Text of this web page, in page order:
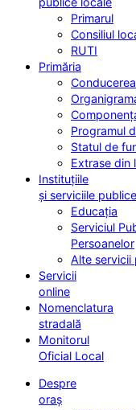
Primarul
Consiliul
RUTI
Primăria
Conducerea
Programul
Statul de
Extrase din
Instituțiile
și serviciile publice
Educația
Serviciul
Persoanelor
Alte servicii
Servicii
online
Nomenclatura
stradală
Monitorul
Oficial Local
Despre
oraș